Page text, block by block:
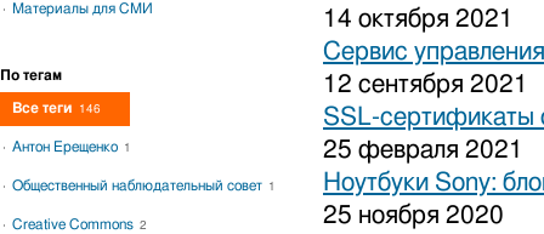
14 октября 2021
Сервис
12 сентября 2021
SSL-сертификаты
25 февраля 2021
Ноутбуки Sony:
25 ноября 2020
Материалы для СМИ
По тегам
Все теги 146
Антон Ерещенко 1
Общественный наблюдательный совет 1
Creative Commons 2